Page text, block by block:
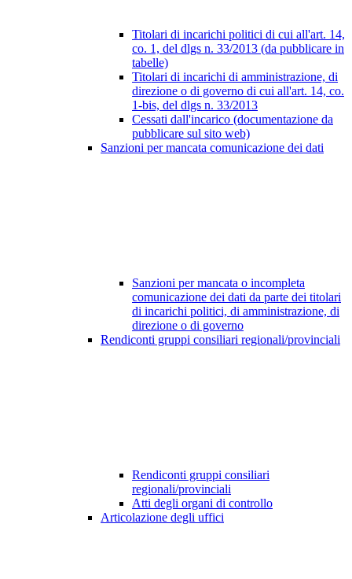
Titolari di incarichi politici di cui all'art. 14,
co. 1, del dlgs n. 33/2013 (da pubblicare in
tabelle)
Titolari di incarichi di amministrazione, di
direzione o di governo di cui all'art. 14, co.
1-bis, del dlgs n. 33/2013
Cessati dall'incarico (documentazione da
pubblicare sul sito web)
Sanzioni per mancata comunicazione dei dati
Sanzioni per mancata o incompleta
comunicazione dei dati da parte dei titolari
di incarichi politici, di amministrazione, di
direzione o di governo
Rendiconti gruppi consiliari regionali/provinciali
Rendiconti gruppi consiliari
regionali/provinciali
Atti degli organi di controllo
Articolazione degli uffici